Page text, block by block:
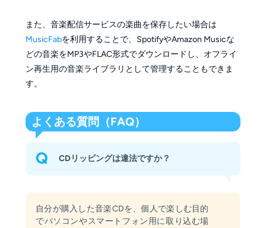
また、音楽配信サービスの楽曲を保存したい場合は
MusicFabを利用することで、SpotifyやAmazon Musicな
どの音楽をMP3やFLAC形式でダウンロードし、オフライ
ン再生用の音楽ライブラリとして管理することもできま
す。
よくある質問（FAQ）
Q CDリッピングは違法ですか？
自分が購入した音楽CDを、個人で楽しむ目的
でパソコンやスマートフォン用に取り込む場